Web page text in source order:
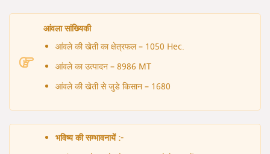
आंवला सांख्यिकी
आंवले की खेती का क्षेत्रफल – 1050 Hec.
आंवले का उत्‍पादन – 8986 MT
आंवले की खेती से जुडे किसान – 1680
भविष्‍य की सम्‍भावनायें :-